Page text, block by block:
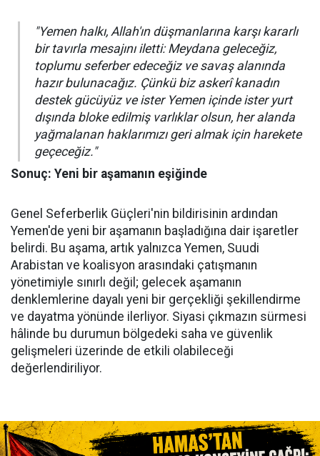
"Yemen halkı, Allah'ın düşmanlarına karşı kararlı
bir tavırla mesajını iletti: Meydana geleceğiz,
toplumu seferber edeceğiz ve savaş alanında
hazır bulunacağız. Çünkü biz askerî kanadın
destek gücüyüz ve ister Yemen içinde ister yurt
dışında bloke edilmiş varlıklar olsun, her alanda
yağmalanan haklarımızı geri almak için harekete
geçeceğiz."
Sonuç: Yeni bir aşamanın eşiğinde
Genel Seferberlik Güçleri'nin bildirisinin ardından
Yemen'de yeni bir aşamanın başladığına dair işaretler
belirdi. Bu aşama, artık yalnızca Yemen, Suudi
Arabistan ve koalisyon arasındaki çatışmanın
yönetimiyle sınırlı değil; gelecek aşamanın
denklemlerine dayalı yeni bir gerçekliği şekillendirme
ve dayatma yönünde ilerliyor. Siyasi çıkmazın sürmesi
hâlinde bu durumun bölgedeki saha ve güvenlik
gelişmeleri üzerinde de etkili olabileceği
değerlendiriliyor.